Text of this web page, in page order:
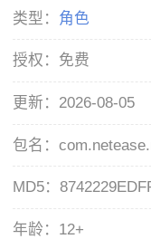
类型： 角色
授权： 免费
更新： 2026-08-05
包名：
MD5：
年龄： 12+